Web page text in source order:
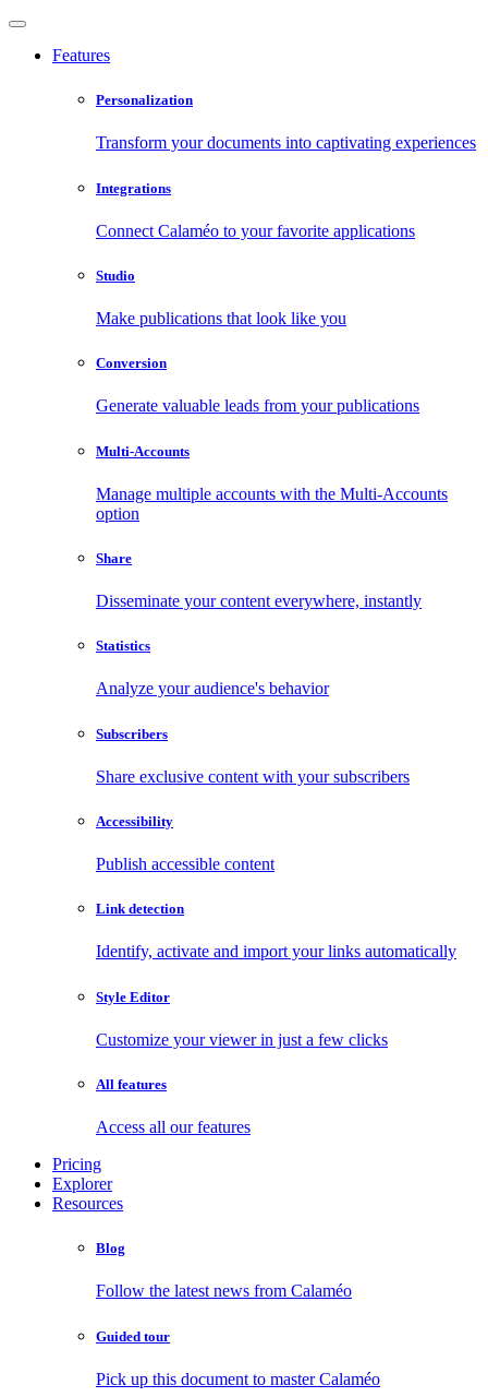
Features
Personalization
Transform your documents into captivating experiences
Integrations
Connect Calaméo to your favorite applications
Studio
Make publications that look like you
Conversion
Generate valuable leads from your publications
Multi-Accounts
Manage multiple accounts with the Multi-Accounts
option
Share
Disseminate your content everywhere, instantly
Statistics
Analyze your audience's behavior
Subscribers
Share exclusive content with your subscribers
Accessibility
Publish accessible content
Link detection
Identify, activate and import your links automatically
Style Editor
Customize your viewer in just a few clicks
All features
Access all our features
Pricing
Explorer
Resources
Blog
Follow the latest news from Calaméo
Guided tour
Pick up this document to master Calaméo